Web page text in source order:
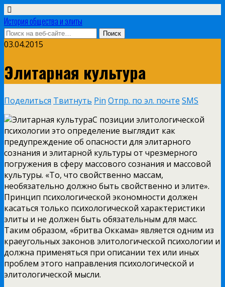
История общества и элиты
03.04.2015
Элитарная культура
Поделиться Твитнуть Pin Отпр. по эл. почте SMS
С позиции элитологической
психологии это определение выглядит как
предупреждение об опасности для элитарного
сознания и элитарной культуры от чрезмерного
погружения в сферу массового сознания и массовой
культуры. «То, что свойственно массам,
необязательно должно быть свойственно и элите».
Принцип психологической экономности должен
касаться только психологической характеристики
элиты и не должен быть обязательным для масс.
Таким образом, «бритва Оккама» является одним из
краеугольных законов элитологической психологии и
должна применяться при описании тех или иных
проблем этого направления психологической и
элитологической мысли.